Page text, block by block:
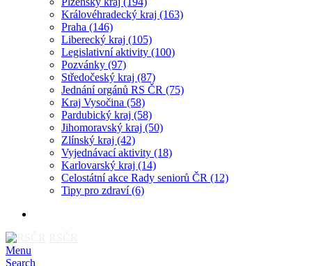
Královéhradecký kraj (163)
Praha (146)
Liberecký kraj (105)
Legislativní aktivity (100)
Pozvánky (97)
Středočeský kraj (87)
Jednání orgánů RS ČR (75)
Kraj Vysočina (58)
Pardubický kraj (58)
Jihomoravský kraj (50)
Zlínský kraj (42)
Vyjednávací aktivity (18)
Karlovarský kraj (14)
Celostátní akce Rady seniorů ČR (12)
Tipy pro zdraví(6)
Menu
Search